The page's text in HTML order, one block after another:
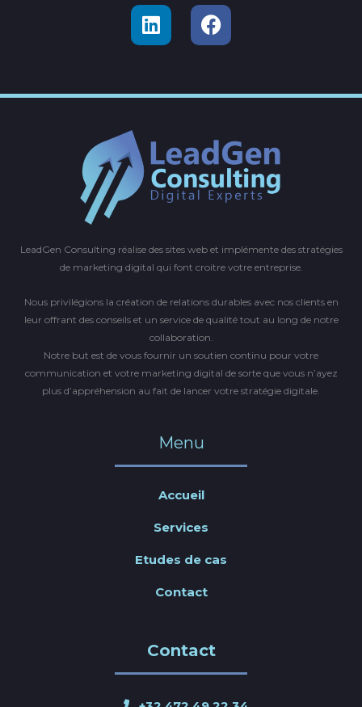
L
i
e
n
F
a
b
o
k
LeadGen Consulting réalise des sites web et implémente des stratégies
de marketing digital qui font croitre votre entreprise.
Nous privilégions la création de relations durables avec nos clients en
leur offrant des conseils et un service de qualité tout au long de notre
collaboration.
Notre but est de vous fournir un soutien continu pour votre
communication et votre marketing digital de sorte que vous n’ayez
plus d’appréhension au fait de lancer votre stratégie digitale.
Menu
Accueil
Services
Etudes de cas
Contact
Contact